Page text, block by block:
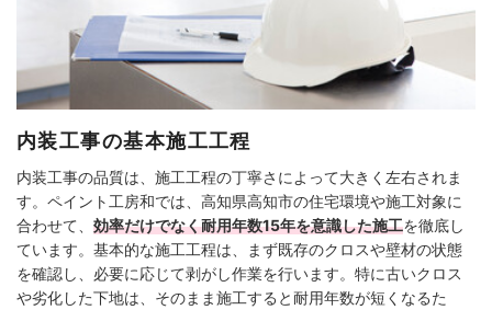
内装工事の基本施工工程
内装工事の品質は、施工工程の丁寧さによって大きく左右されま
す。ペイント工房和では、高知県高知市の住宅環境や施工対象に
合わせて、 効率だけでなく耐用年数15年を意識した施工を徹底し
ています。基本的な施工工程は、まず既存のクロスや壁材の状態
を確認し、必要に応じて剥がし作業を行います。特に古いクロス
や劣化した下地は、そのまま施工すると耐用年数が短くなるた